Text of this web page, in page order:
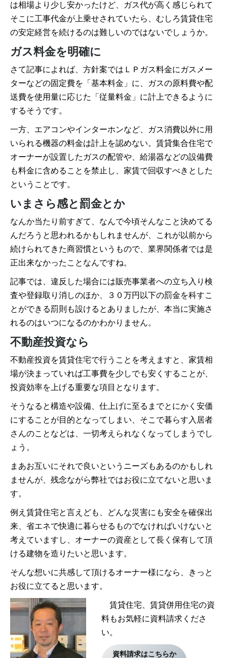
は相場より少し安かったけど、ガス代が高く感じられて
そこに工事代金が上乗せされていたら、むしろ賃貸住宅
の安定経営を続けるのは難しいのではないでしょうか。
ガス料金を明確に
さて記事によれば、方針案ではＬＰガス料金にガスメー
ターなどの固定費を「基本料金」に、ガスの原料費や配
送費を使用量に応じた「従量料金」に計上できるように
するそうです。
一方、エアコンやインターホンなど、ガス消費以外に用
いられる機器の料金は計上を認めない。賃貸集合住宅で
オーナーが設置したガスの配管や、給湯器などの設備費
も料金に含めることを禁止し、家賃で回収すべきとした
ということです。
いまさら感と罰金とか
なんか当たり前すぎて、なんで今頃そんなこと決めてる
んだろうと思われるかもしれませんが、これが以前から
続けられてきた商習慣というもので、業界関係者では是
正出来なかったことなんですね。
記事では、違反した場合には販売事業者への立ち入り検
査や登録取り消しのほか、３０万円以下の罰金を科すこ
とができる罰則も設けるとありましたが、本当に実施さ
れるのはいつになるのかわかりません。
不動産投資なら
不動産投資を賃貸住宅で行うことを考えますと、家賃相
場が決まっていれば工事費を少しでも安くすることが、
投資効率を上げる重要な項目となります。
そうなると構造や設備、仕上げに至るまでとにかく安価
にすることが目的となってしまい、そこで暮らす入居者
さんのことなどは、一切考えられなくなってしまうでし
ょう。
まあお互いにそれで良いというニーズもあるのかもしれ
ませんが、残念ながら弊社ではお役に立てないと思いま
す。
例え賃貸住宅と言えども、どんな災害にも安全を確保出
来、省エネで快適に暮らせるものでなければいけないと
考えていますし、オーナーの資産として長く保有して頂
ける建物を造りたいと思います。
そんな想いに共感して頂けるオーナー様になら、きっと
お役に立てると思います。
賃貸住宅、賃貸併用住宅の資
料もお気軽に資料請求くださ
い。
資料請求はこちらか